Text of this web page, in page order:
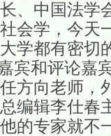
、中国法学
会学，今天
学都有密切
评论嘉宾
方向老师，
编辑李仕春
的专家就不